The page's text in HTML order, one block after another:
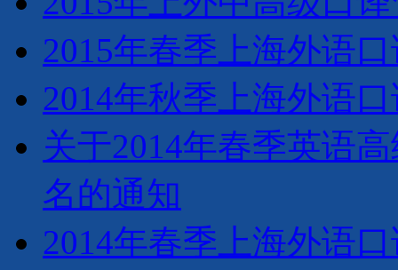
2015年春季上海外语
2014年秋季上海外语
关于2014年春季英语
名的通知
2014年春季上海外语